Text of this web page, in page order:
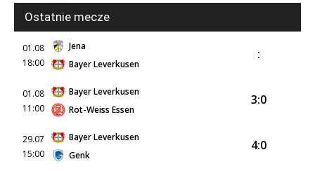
Ostatnie mecze
01.08
18:00
Jena
Bayer Leverkusen
:
01.08
11:00
Bayer Leverkusen
Rot-Weiss Essen
3:0
29.07
15:00
Bayer Leverkusen
Genk
4:0